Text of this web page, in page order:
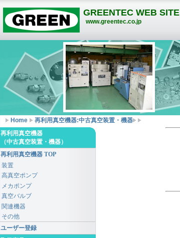
GREENTEC WEB SITE
www.greentec.co.jp
Home 再利用真空機器:中古真空装置・機器
再利用真空機器
（中古真空装置・機器）
再利用真空機器 TOP
装置
高真空ポンプ
メカポンプ
真空バルブ
関連機器
その他
ユーザー登録